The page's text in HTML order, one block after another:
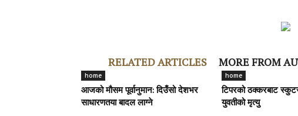
RELATED ARTICLES MORE FROM
home
आजको मौसम पूर्वानुमान: दिउँसो देशभर
साधारणतया बादल लाग्ने
home
टिपरको ठक्करबाट
युवतीको मृत्यु